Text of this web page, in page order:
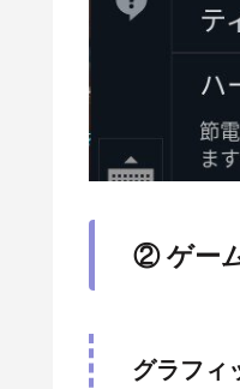
② ゲー
グラフィ